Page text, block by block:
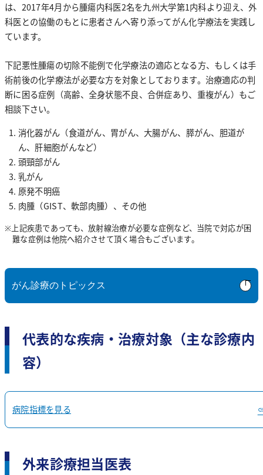
放射線科
病理診断科
看護部
看護部長あいさつ
教育体制・院内制度
認定看護師の活動
臨床検査科
臨床工学科
薬剤科
薬剤部長あいさつ
薬剤科について
栄養科
栄養管理について
放射線検査科
CT検査
MRI検査
マンモグラフィ検査
X線透視検査
技士長あいさつ
言語聴覚療法について
医師紹介
医療安全管理室
感染管理室
事務部
は、2017年4月から腫瘍内科医2名を九州大学第1内科より迎え、外
科医との協働のもとに患者さんへ寄り添ってがん化学療法を実践し
ています。
下記悪性腫瘍の切除不能例で化学療法の適応となる方、もしくは手
術前後の化学療法が必要な方を対象としております。治療適応の判
断に困る症例（高齢、全身状態不良、合併症あり、重複がん）もご
相談下さい。
消化器がん（食道がん、胃がん、大腸がん、膵がん、胆道が
ん、肝細胞がんなど）
頭頸部がん
乳がん
原発不明癌
肉腫（GIST、軟部肉腫）、その他
上記疾患であっても、放射線治療が必要な症例など、当院で対応が困
難な症例は他院へ紹介させて頂く場合もございます。
がん診療のトピックス
代表的な疾病・治療対象（主な診療内
容）
病院指標を見る
外来診療担当医表